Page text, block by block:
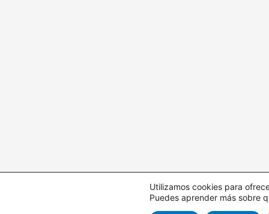
Utilizamos cookies para
Puedes aprender más sobre